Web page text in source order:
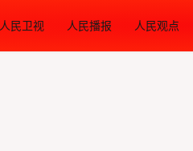
人民卫视 人民播报 人民观点